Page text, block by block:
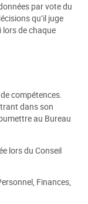
par vote du
qu’il juge
lors de chaque
compétences.
dans son
au Bureau
lors du Conseil
Finances,